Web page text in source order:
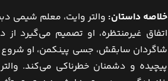
خلاصه داستان: والتر وایت، معلم شیمی
اتفاق غیرمنتظره، او تصمیم می‌گیرد
شاگردان سابقش، جسی پینکمن، او شروع
پیچیده و دشمنان خطرناکی می‌کند.